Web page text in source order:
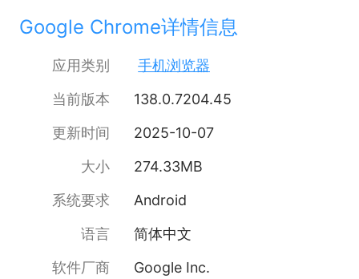
了 Google 安全浏览功能。当您尝试访问危险网站或
下载危险文件时，该功能会向您显示警告以保护手机
快速下载并离线查看网页和视频。Chrome 有一个专
用的下载按钮，只需轻轻一按即可下载视频、图片以
Chrome 内），您可以在那里访问下载过的所有内
容，即使离线也无妨。
能的网络浏览器。您只需发出语音指令即可随时随地
找到答案，无需动手输入文字。无论您身在何处，都
Google Chrome详情信息
应用类别
手机浏览器
当前版本
138.0.7204.45
更新时间
2025-10-07
大小
274.33MB
系统要求
Android
语言
简体中文
软件厂商
Google Inc.